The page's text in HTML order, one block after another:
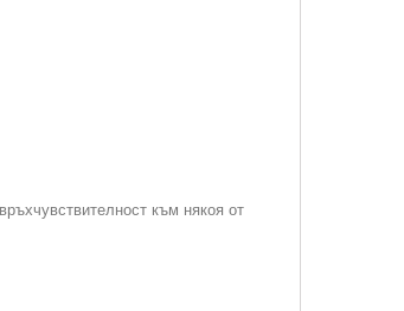
към някоя от